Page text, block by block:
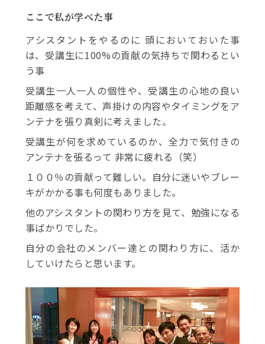
ここで私が学べた事
アシスタントをやるのに 頭においておいた事
は、受講生に100%の貢献の気持ちで関わるとい
う事
受講生一人一人の個性や、受講生の心地の良い
距離感を考えて、声掛けの内容やタイミングをア
ンテナを張り真剣に考えました。
受講生が何を求めているのか、全力で気付きの
アンテナを張るって 非常に疲れる （笑）
１００％の貢献って難しい。自分に迷いやブレー
キがかかる事も何度もありました。
他のアシスタントの関わり方を見て、勉強になる
事ばかりでした。
自分の会社のメンバー達との関わり方に、活か
していけたらと思います。